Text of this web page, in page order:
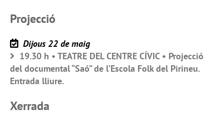
Projecció
Dijous 22 de maig
19.30 h • TEATRE DEL CENTRE CÍVIC • Projecció
del documental “Saó” de l’Escola Folk del Pirineu.
Entrada lliure.
Xerrada